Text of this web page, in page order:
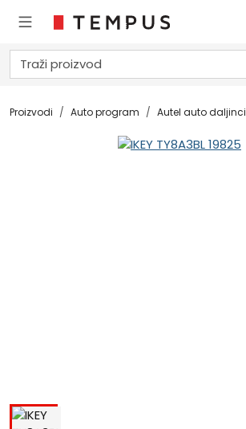
Proizvodi Auto program Autel auto daljinci